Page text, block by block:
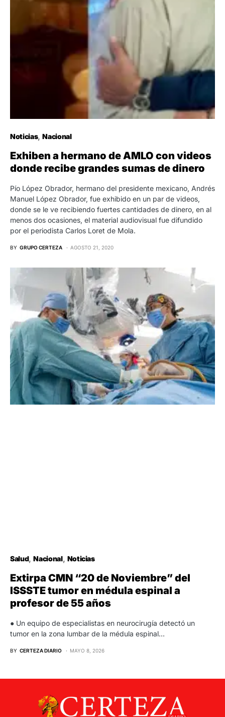
Noticias Nacional
Exhiben a hermano de AMLO con videos
donde recibe grandes sumas de dinero
Pío López Obrador, hermano del presidente mexicano, Andrés
Manuel López Obrador, fue exhibido en un par de videos,
donde se le ve recibiendo fuertes cantidades de dinero, en al
menos dos ocasiones, el material audiovisual fue difundido
por el periodista Carlos Loret de Mola.
BY GRUPO CERTEZA AGOSTO 21, 2020
Salud Nacional Noticias
Extirpa CMN “20 de Noviembre” del
ISSSTE tumor en médula espinal a
profesor de 55 años
● Un equipo de especialistas en neurocirugía detectó un
tumor en la zona lumbar de la médula espinal…
BY CERTEZA DIARIO MAYO 8, 2026